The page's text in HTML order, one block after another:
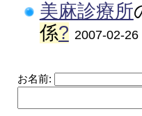
美麻診療所
係? 2007-02-
お名前: